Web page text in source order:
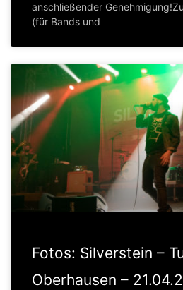
anschließender
(für Bands und
Fotos: Silverstein –
Oberhausen –